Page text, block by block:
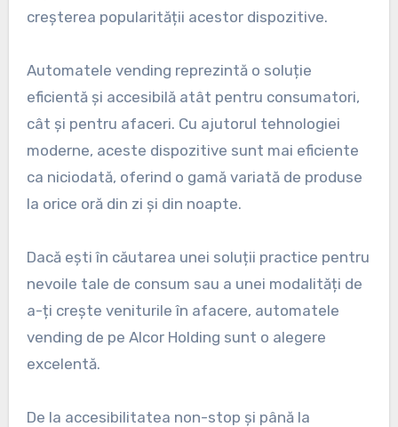
creșterea popularității acestor dispozitive.
Automatele vending reprezintă o soluție
eficientă și accesibilă atât pentru consumatori,
cât și pentru afaceri. Cu ajutorul tehnologiei
moderne, aceste dispozitive sunt mai eficiente
ca niciodată, oferind o gamă variată de produse
la orice oră din zi și din noapte.
Dacă ești în căutarea unei soluții practice pentru
nevoile tale de consum sau a unei modalități de
a-ți crește veniturile în afacere, automatele
vending de pe Alcor Holding sunt o alegere
excelentă.
De la accesibilitatea non-stop și până la